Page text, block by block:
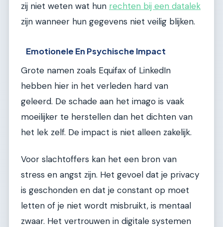
zij niet weten wat hun rechten bij een datalek
zijn wanneer hun gegevens niet veilig blijken.
Emotionele En Psychische Impact
Grote namen zoals Equifax of LinkedIn
hebben hier in het verleden hard van
geleerd. De schade aan het imago is vaak
moeilijker te herstellen dan het dichten van
het lek zelf. De impact is niet alleen zakelijk.
Voor slachtoffers kan het een bron van
stress en angst zijn. Het gevoel dat je privacy
is geschonden en dat je constant op moet
letten of je niet wordt misbruikt, is mentaal
zwaar. Het vertrouwen in digitale systemen